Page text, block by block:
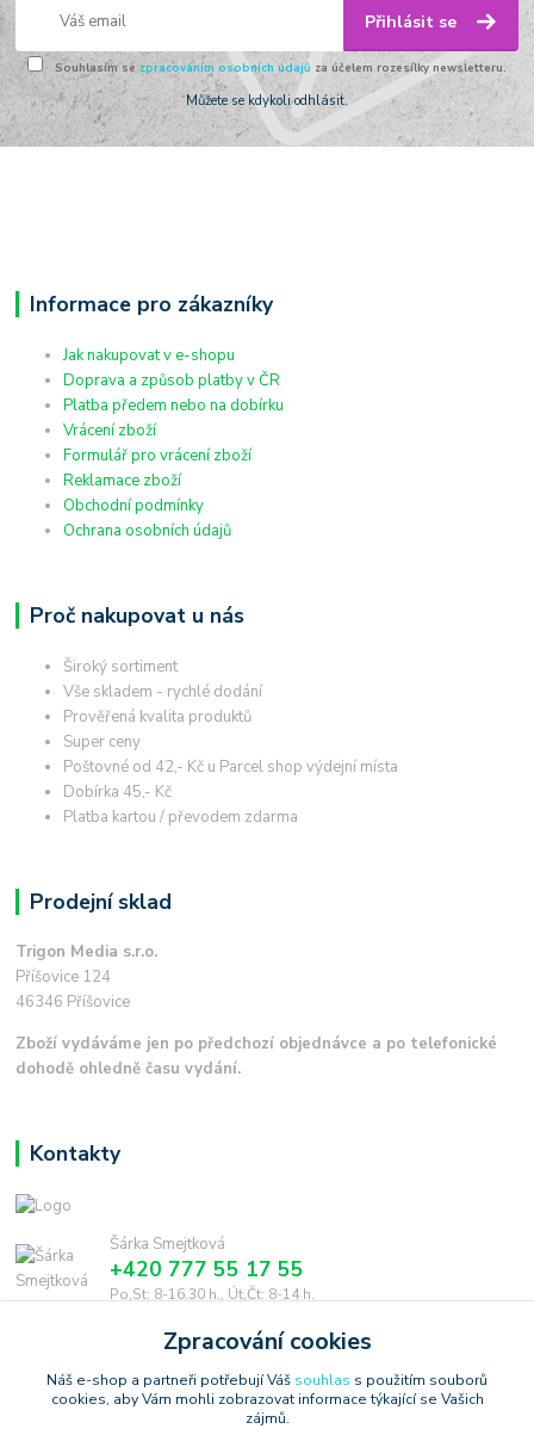
Přihlásit se
Souhlasím se zpracováním osobních údajů za účelem rozesílky newsletteru.
Můžete se kdykoli odhlásit.
Informace pro zákazníky
Jak nakupovat v e-shopu
Doprava a způsob platby v ČR
Platba předem nebo na dobírku
Vrácení zboží
Formulář pro vrácení zboží
Reklamace zboží
Obchodní podmínky
Ochrana osobních údajů
Proč nakupovat u nás
Široký sortiment
Vše skladem - rychlé dodání
Prověřená kvalita produktů
Super ceny
Poštovné od 42,- Kč u Parcel shop výdejní místa
Dobírka 45,- Kč
Platba kartou / převodem zdarma
Prodejní sklad
Trigon Media s.r.o.
Příšovice 124
46346 Příšovice
Zboží vydáváme jen po předchozí objednávce a po telefonické
dohodě ohledně času vydání.
Kontakty
Šárka Smejtková
+420 777 55 17 55
Po,St: 8-16.30 h., Út,Čt: 8-14 h.
smejtkova@trigonmedia.czZpracování cookies
Náš e-shop a partneři potřebují Váš souhlas s použitím souborů
cookies, aby Vám mohli zobrazovat informace týkající se Vašich
zájmů.